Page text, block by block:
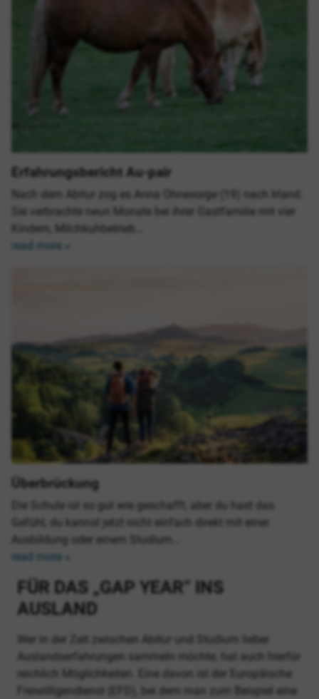
Erfahrungsbericht Au-pair
Nach dem Abitur zog es Anna Ohnesorge (19) nach Irland:
Sie verbrachte neun Monate bei ihrer Gastfamilie mit vier
Kindern, Milchkuhbetrieb…
read more »
Überbrückung
Die Schule ist so gut wie geschafft, aber du hast das
Gefühl, du kannst jetzt nicht einfach direkt mit einer
Ausbildung oder einem Studium…
read more »
FÜR DAS „GAP YEAR“ INS
AUSLAND
Wer in der Zeit zwischen Abitur und Studium lieber
Auslandserfahrungen sammeln möchte, hat auch hierfür
reichlich Möglichkeiten. Eine davon ist der Europäische
Freiwilligendienst (EFD), bei dem man zum Beispiel eine